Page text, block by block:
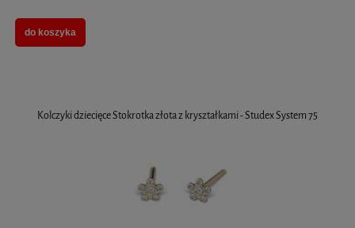
do koszyka
Kolczyki dziecięce Stokrotka złota z kryształkami - Studex System 75